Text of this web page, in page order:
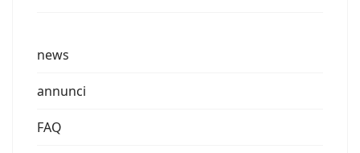
news
annunci
FAQ